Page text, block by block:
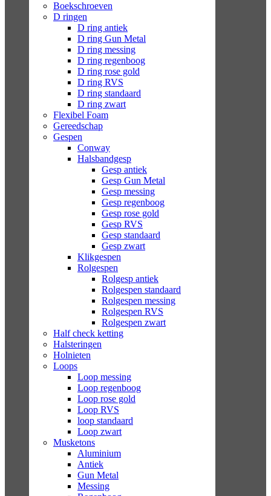
Boekschroeven
D ringen
D ring antiek
D ring Gun Metal
D ring messing
D ring regenboog
D ring rose gold
D ring RVS
D ring standaard
D ring zwart
Flexibel Foam
Gereedschap
Gespen
Conway
Halsbandgesp
Gesp antiek
Gesp Gun Metal
Gesp messing
Gesp regenboog
Gesp rose gold
Gesp RVS
Gesp standaard
Gesp zwart
Klikgespen
Rolgespen
Rolgesp antiek
Rolgespen standaard
Rolgespen messing
Rolgespen RVS
Rolgespen zwart
Half check ketting
Halsteringen
Holnieten
Loops
Loop messing
Loop regenboog
Loop rose gold
Loop RVS
loop standaard
Loop zwart
Musketons
Aluminium
Antiek
Gun Metal
Messing